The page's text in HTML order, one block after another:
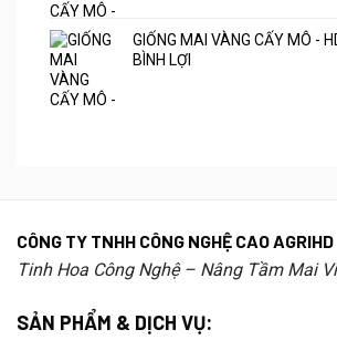
GIỐNG MAI VÀNG CẤY MÔ -
BÌNH LỢI
CÔNG TY TNHH CÔNG NGHỆ CAO AGRIHD
Tinh Hoa Công Nghệ – Nâng Tầm Mai
SẢN PHẨM & DỊCH VỤ: